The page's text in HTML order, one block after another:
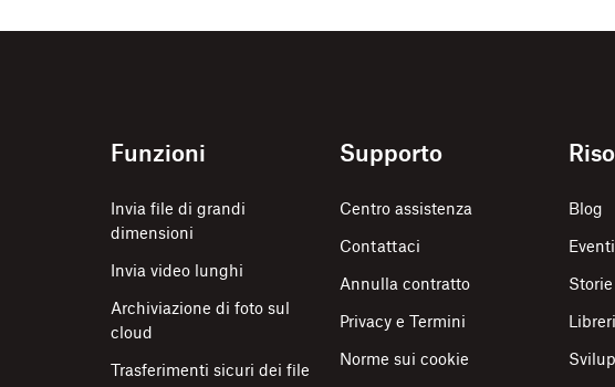
Funzioni
Invia file di grandi
dimensioni
Invia video lunghi
Archiviazione di foto sul
cloud
Trasferimenti sicuri dei file
Supporto
Centro assistenza
Contattaci
Annulla contratto
Privacy e Termini
Norme sui cookie
Blog
Eventi